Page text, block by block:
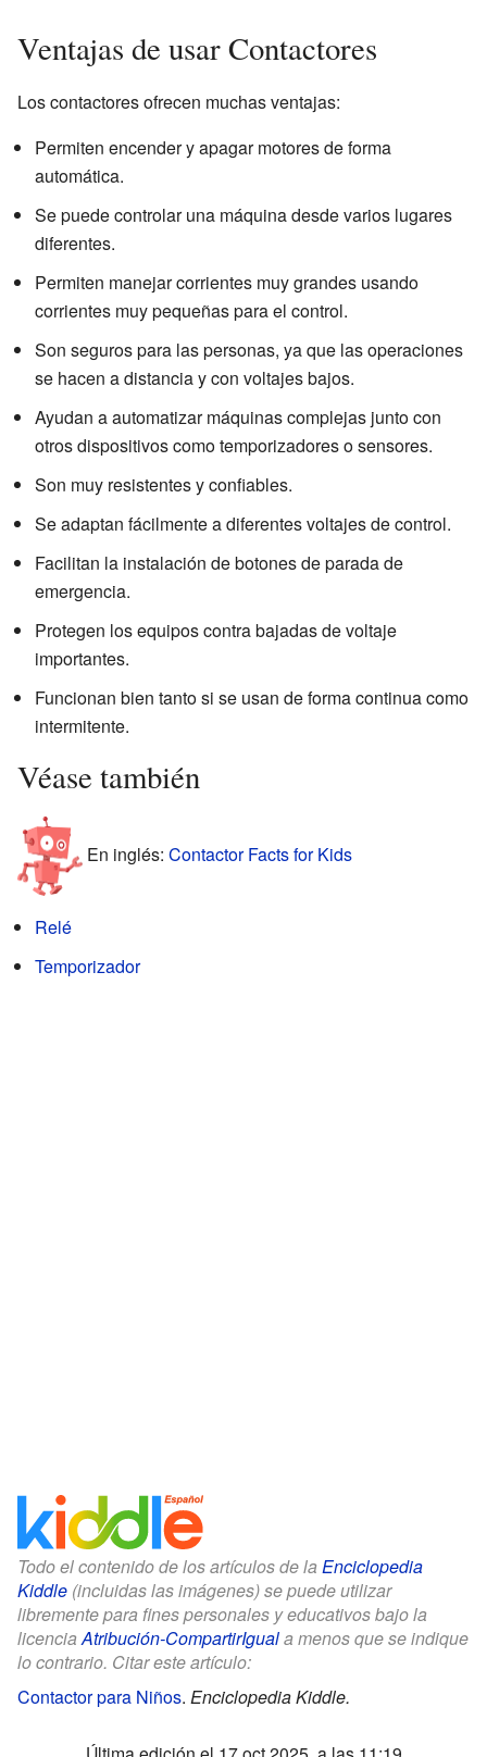
Ventajas de usar Contactores
Los contactores ofrecen muchas ventajas:
Permiten encender y apagar motores de forma
automática.
Se puede controlar una máquina desde varios lugares
diferentes.
Permiten manejar corrientes muy grandes usando
corrientes muy pequeñas para el control.
Son seguros para las personas, ya que las operaciones
se hacen a distancia y con voltajes bajos.
Ayudan a automatizar máquinas complejas junto con
otros dispositivos como temporizadores o sensores.
Son muy resistentes y confiables.
Se adaptan fácilmente a diferentes voltajes de control.
Facilitan la instalación de botones de parada de
emergencia.
Protegen los equipos contra bajadas de voltaje
importantes.
Funcionan bien tanto si se usan de forma continua como
intermitente.
Véase también
En inglés: Contactor Facts for Kids
Relé
Temporizador
Todo el contenido de los artículos de la Enciclopedia
Kiddle (incluidas las imágenes) se puede utilizar
libremente para fines personales y educativos bajo la
licenciaAtribución-CompartirIguala menos que se indique
lo contrario. Citar este artículo:
Contactor para Niños. Enciclopedia Kiddle.